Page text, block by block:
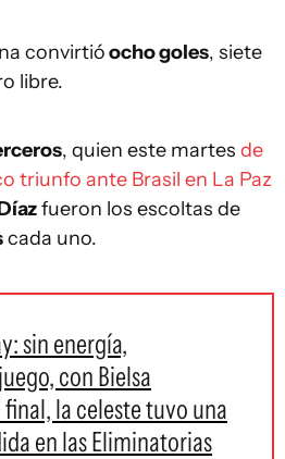
convirtióocho goles, siete
libre.
, quien este martes de
triunfo ante Brasil en La Paz
fueron los escoltas de
cada uno.
sin energía,
con Bielsa
la celeste tuvo una
en las Eliminatorias